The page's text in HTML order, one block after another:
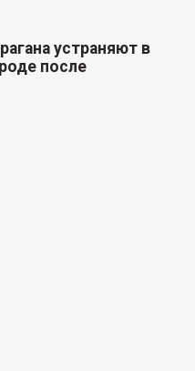
устраняют в
после